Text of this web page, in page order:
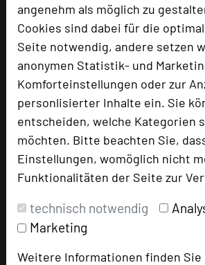
angenehm als möglich zu
Cookies sind dabei für die
Seite notwendig, andere setzen
anonymen Statistik- und
Komforteinstellungen oder zur
personlisierter Inhalte ein. Sie
entscheiden, welche Kategorien
möchten. Bitte beachten Sie,
Einstellungen, womöglich nicht
Funktionalitäten der Seite zur
technisch notwendig
Marketing
Weitere Informationen finden
A-ROSA Gothisches Haus
Marktplatz 2
38855 Wernigerode
phone +49 3943 6750
mail Email
language Homepage